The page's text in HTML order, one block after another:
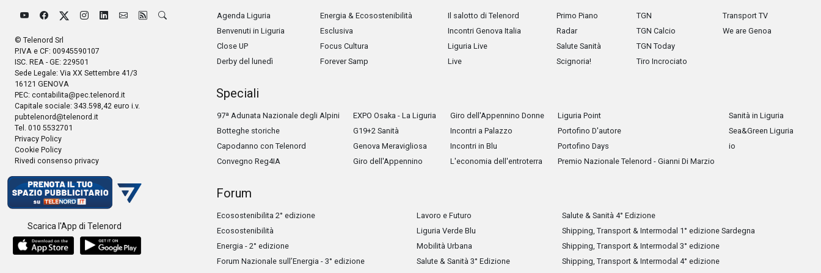
© Telenord Srl
P.IVA e CF: 00945590107
ISC. REA - GE: 229501
Sede Legale: Via XX Settembre 41/3
16121 GENOVA
PEC: contabilita@pec.telenord.it
Capitale sociale: 343.598,42 euro i.v.
pubtelenord@telenord.it
Tel. 010 5532701
Privacy Policy
Cookie Policy
Rivedi consenso privacy
Scarica l'App di Telenord
Agenda Liguria
Benvenuti in Liguria
Close UP
Derby del lunedì
Energia & Ecosostenibilità
Esclusiva
Focus Cultura
Forever Samp
Il salotto di Telenord
Incontri Genova Italia
Liguria Live
Live
Primo Piano
Radar
Salute Sanità
Scignoria!
TGN
TGN Calcio
TGN Today
Tiro Incrociato
Transport TV
We are Genoa
Speciali
97ª Adunata Nazionale degli Alpini
Botteghe storiche
Capodanno con Telenord
Convegno Reg4IA
EXPO Osaka - La Liguria
G19+2 Sanità
Genova Meravigliosa
Giro dell'Appennino
Giro dell'Appennino Donne
Incontri a Palazzo
Incontri in Blu
L'economia dell'entroterra
Liguria Point
Portofino D'autore
Portofino Days
Premio Nazionale Telenord - Gianni Di Marzio
Sanità in Liguria
Sea&Green Liguria
io
Forum
Ecosostenibilita 2° edizione
Ecosostenibilità
Energia - 2° edizione
Forum Nazionale sull’Energia - 3° edizione
Lavoro e Futuro
Liguria Verde Blu
Mobilità Urbana
Salute & Sanità 3° Edizione
Salute & Sanità 4° Edizione
Shipping, Transport & Intermodal 1° edizione Sardegna
Shipping, Transport & Intermodal 3° edizione
Shipping, Transport & Intermodal 4° edizione